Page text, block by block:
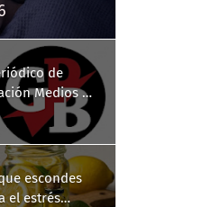
de
Medios de
escondes
el estrés